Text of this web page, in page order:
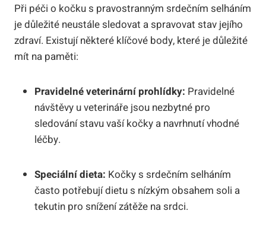
Při péči o kočku s pravostranným srdečním selháním
je důležité neustále sledovat a spravovat stav jejího
zdraví. Existují některé klíčové body, které je důležité
mít na paměti:
Pravidelné veterinární prohlídky: Pravidelné
návštěvy u veterináře jsou nezbytné pro
sledování stavu vaší kočky a navrhnutí vhodné
léčby.
Speciální dieta: Kočky s srdečním selháním
často potřebují dietu s nízkým obsahem soli a
tekutin pro snížení zátěže na srdci.